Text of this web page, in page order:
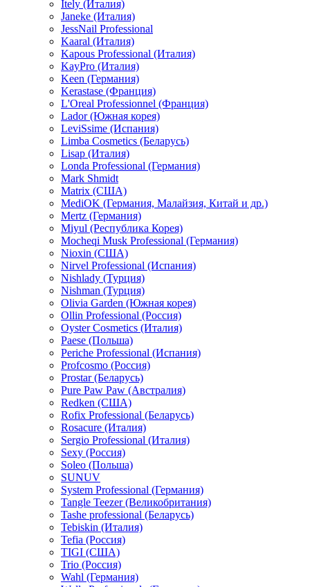
Itely (Италия)
Janeke (Италия)
JessNail Professional
Kaaral (Италия)
Kapous Professional (Италия)
KayPro (Италия)
Keen (Германия)
Kerastase (Франция)
L'Oreal Professionnel (Франция)
Lador (Южная корея)
LeviSsime (Испания)
Limba Cosmetics (Беларусь)
Lisap (Италия)
Londa Professional (Германия)
Mark Shmidt
Matrix (США)
MediOK (Германия, Малайзия, Китай и др.)
Mertz (Германия)
Miyul (Республика Корея)
Mocheqi Musk Professional (Германия)
Nioxin (США)
Nirvel Professional (Испания)
Nishlady (Турция)
Nishman (Турция)
Olivia Garden (Южная корея)
Ollin Professional (Россия)
Oyster Cosmetics (Италия)
Paese (Польша)
Periche Professional (Испания)
Profcosmo (Россия)
Prostar (Беларусь)
Pure Paw Paw (Австралия)
Redken (США)
Rofix Professional (Беларусь)
Rosacure (Италия)
Sergio Professional (Италия)
Sexy (Россия)
Soleo (Польша)
SUNUV
System Professional (Германия)
Tangle Teezer (Великобритания)
Tashe professional (Беларусь)
Tebiskin (Италия)
Tefia (Россия)
TIGI (США)
Trio (Россия)
Wahl (Германия)